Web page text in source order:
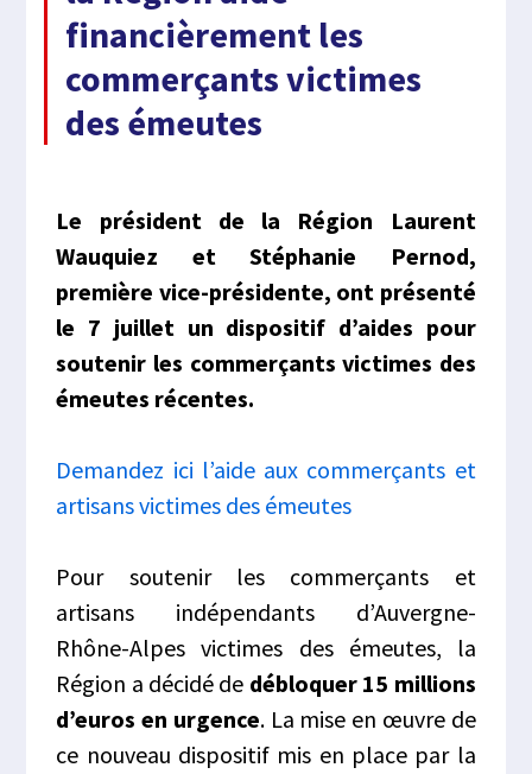
financièrement les
commerçants victimes
des émeutes
Le président de la Région Laurent
Wauquiez et Stéphanie Pernod,
première vice-présidente, ont présenté
le 7 juillet un dispositif d’aides pour
soutenir les commerçants victimes des
émeutes récentes.
Demandez ici l’aide aux commerçants et
artisans victimes des émeutes
Pour soutenir les commerçants et
artisans indépendants d’Auvergne-
Rhône-Alpes victimes des émeutes, la
Région a décidé de débloquer 15 millions
d’euros en urgence. La mise en œuvre de
ce nouveau dispositif mis en place par la